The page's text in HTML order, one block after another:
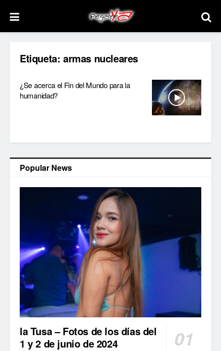
Etiqueta: armas nucleares
¿Se acerca el Fin del Mundo para la
humanidad?
Popular News
la Tusa – Fotos de los días del
1 y 2 de junio de 2024